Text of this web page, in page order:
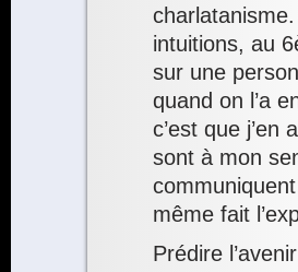
intuitions, au
sur une
quand on l’a
c’est que
sont à mon
même fait
Prédire